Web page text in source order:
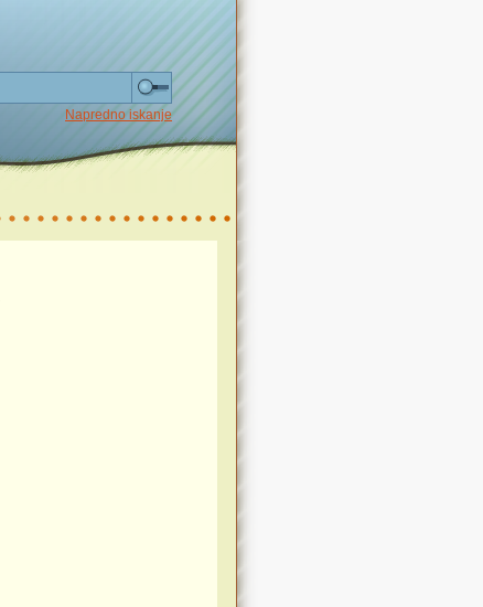
Napredno iskanje